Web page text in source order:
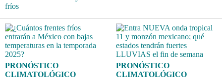
fríos
PRONÓSTICO
CLIMATOLÓGICO
PRONÓSTICO
CLIMATOLÓGICO